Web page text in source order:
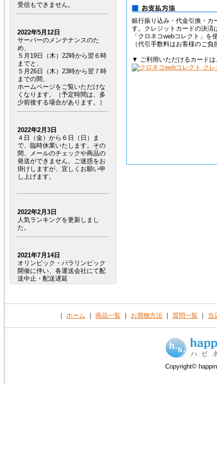
受信もできません。
2022年5月12日
サーバーのメンテナンスのた
め、
５月19日（木）22時から翌６時
までと、
５月26日（木）23時から翌７時
までの間、
ホームページをご覧いただけな
くなります。（予定時間は、多
少前後する場合があります。）
2022年2月3日
４日（金）から６日（日）ま
で、臨時休業いたします。その
間、メールのチェックや商品の
発送ができません。ご迷惑をお
掛けしますが、宜しくお願い申
し上げます。
2022年2月3日
人気ランキングを更新しまし
た。
2021年7月14日
オリンピック・パラリンピック
開催に伴い、各運送会社にて配
送中止・配送遅延
が発生する事が予想されます。
周辺など。）
パラリンピック開催期間中及
銀行振り込み・代金引換・カ
す。クレジットカードの決済
「クロネコwebコレクト」を
（代引手数料はお客様のご負
▼ ご利用いただけるカードは
｜ ホーム ｜ 商品一覧 ｜ お買物方法 ｜ 質問一覧 ｜ 当
Copyright©